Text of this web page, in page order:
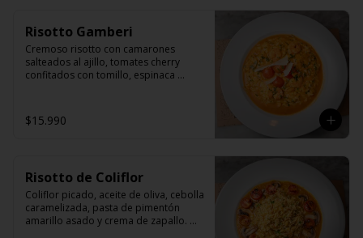
Risotto Gamberi
Cremoso risotto con camarones
salteados al ajillo, tomates cherry
confitados con tomillo, espinaca
$15.990
Risotto de Coliflor
Coliflor picado, aceite de oliva, cebolla
caramelizada, pasta de pimentón
amarillo asado y crema de zapallo.